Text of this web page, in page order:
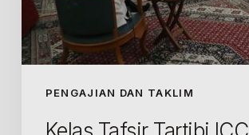
PENGAJIAN DAN TAKLIM
Surah
Al-
Baqarah